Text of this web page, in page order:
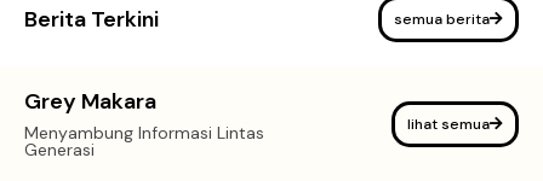
Berita Terkini semua berita
Grey Makara
Menyambung Informasi Lintas
Generasi
lihat semua